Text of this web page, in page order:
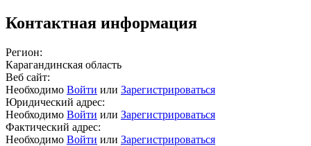
Контактная информация
Регион:
Карагандинская область
Веб сайт:
Необходимо Войти или Зарегистрироваться
Юридический адрес:
Необходимо Войти или Зарегистрироваться
Фактический адрес:
Необходимо Войти или Зарегистрироваться